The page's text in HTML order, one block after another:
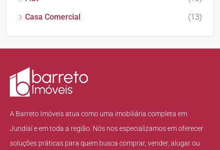
Casa Comercial
(13)
A Barreto Imóveis atua como uma imobiliária completa em
Jundiaí e em toda a região. Nós nos especializamos em oferecer
soluções práticas para quem busca comprar, vender, alugar ou